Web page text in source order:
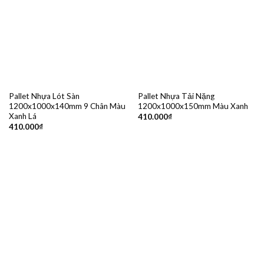
Pallet Nhựa Lót Sàn
1200x1000x140mm 9 Chân Màu
Xanh Lá
410.000₫
Pallet Nhựa Tải Nặng
1200x1000x150mm Màu Xanh
410.000₫